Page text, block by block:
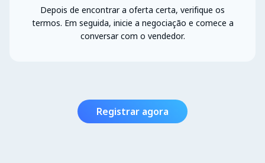
Depois de encontrar a oferta certa, verifique os
termos. Em seguida, inicie a negociação e comece a
conversar com o vendedor.
Registrar agora